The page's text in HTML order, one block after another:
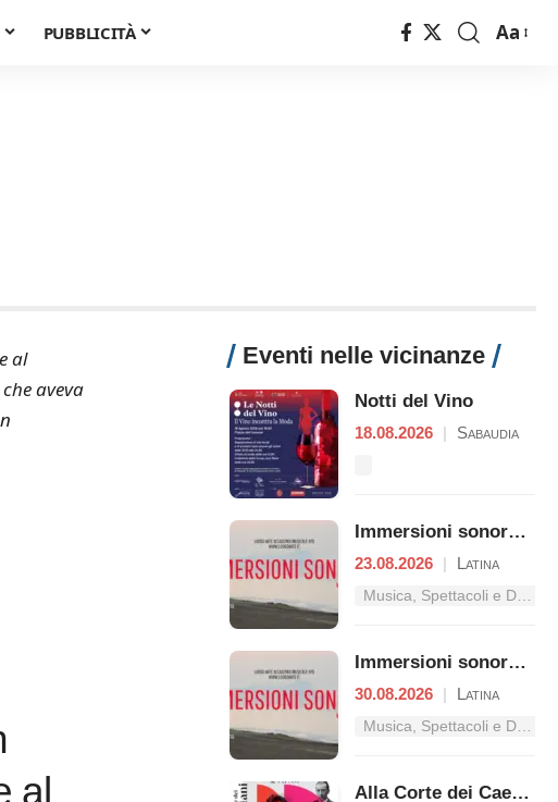
PUBBLICITÀ
Font
Aa
al
aveva
al
Eventi nelle vicinanze
Notti del Vino
18.08.2026 | Sabaudia
Immersioni sonore - Vibrazioni
23.08.2026 | Latina
Musica, Spettacoli e Danza nel Lazio
Immersioni sonore - Kyma Duo
30.08.2026 | Latina
Musica, Spettacoli e Danza nel Lazio
Alla Corte dei Caetani